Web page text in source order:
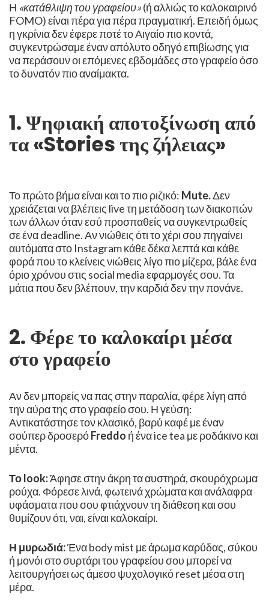
Η «κατάθλιψη του γραφείου»(ή αλλιώς το καλοκαιρινό
FOMO) είναι πέρα για πέρα πραγματική. Επειδή όμως
η γκρίνια δεν έφερε ποτέ το Αιγαίο πιο κοντά,
συγκεντρώσαμε έναν απόλυτο οδηγό επιβίωσης για
να περάσουν οι επόμενες εβδομάδες στο γραφείο όσο
το δυνατόν πιο αναίμακτα.
​1. Ψηφιακή αποτοξίνωση από
τα «Stories της ζήλειας»
Το πρώτο βήμα είναι και το πιο ριζικό: Mute.Δεν
χρειάζεται να βλέπεις live τη μετάδοση των διακοπών
των άλλων όταν εσύ προσπαθείς να συγκεντρωθείς
σε ένα deadline. Αν νιώθεις ότι το χέρι σου πηγαίνει
αυτόματα στο Instagram κάθε δέκα λεπτά και κάθε
φορά που το κλείνεις νιώθεις λίγο πιο μίζερα, βάλε ένα
όριο χρόνου στις social media εφαρμογές σου. Τα
μάτια που δεν βλέπουν, την καρδιά δεν την πονάνε. ​
2. Φέρε το καλοκαίρι μέσα
στο γραφείο ​
Αν δεν μπορείς να πας στην παραλία, φέρε λίγη από
την αύρα της στο γραφείο σου. ​Η γεύση:
Αντικατάστησε τον κλασικό, βαρύ καφέ με έναν
σούπερ δροσερόFreddo ή ένα ice tea με ροδάκινο και
μέντα.
Το look:Άφησε στην άκρη τα αυστηρά, σκουρόχρωμα
ρούχα. Φόρεσε λινά, φωτεινά χρώματα και ανάλαφρα
υφάσματα που σου φτιάχνουν τη διάθεση και σου
θυμίζουν ότι, ναι, είναι καλοκαίρι.
Η μυρωδιά:Ένα body mist με άρωμα καρύδας, σύκου
ή μονόι στο συρτάρι του γραφείου σου μπορεί να
λειτουργήσει ως άμεσο ψυχολογικό reset μέσα στη
μέρα.